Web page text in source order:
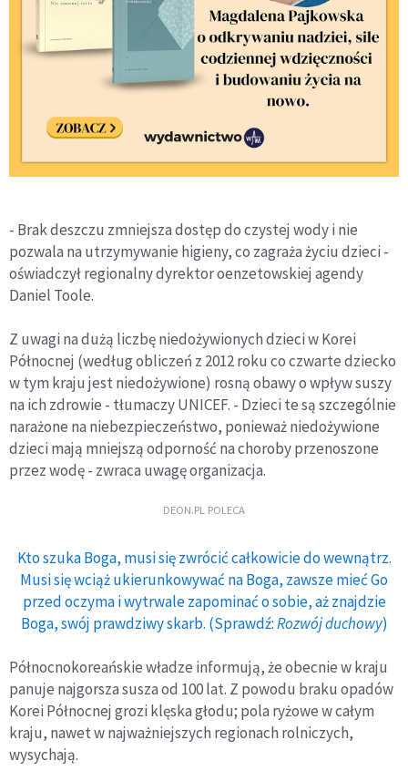
- Brak deszczu zmniejsza dostęp do czystej wody i nie
pozwala na utrzymywanie higieny, co zagraża życiu dzieci -
oświadczył regionalny dyrektor oenzetowskiej agendy
Daniel Toole.
Z uwagi na dużą liczbę niedożywionych dzieci w Korei
Północnej (według obliczeń z 2012 roku co czwarte dziecko
w tym kraju jest niedożywione) rosną obawy o wpływ suszy
na ich zdrowie - tłumaczy UNICEF. - Dzieci te są szczególnie
narażone na niebezpieczeństwo, ponieważ niedożywione
dzieci mają mniejszą odporność na choroby przenoszone
przez wodę - zwraca uwagę organizacja.
DEON.PL POLECA
Kto szuka Boga, musi się zwrócić całkowicie do wewnątrz.
Musi się wciąż ukierunkowywać na Boga, zawsze mieć Go
przed oczyma i wytrwale zapominać o sobie, aż znajdzie
Boga, swój prawdziwy skarb. (Sprawdź:Rozwój duchowy)
Północnokoreańskie władze informują, że obecnie w kraju
panuje najgorsza susza od 100 lat. Z powodu braku opadów
Korei Północnej grozi klęska głodu; pola ryżowe w całym
kraju, nawet w najważniejszych regionach rolniczych,
wysychają.